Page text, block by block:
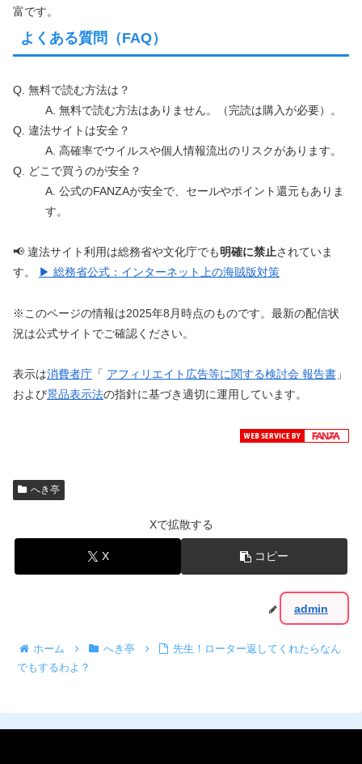
富です。
よくある質問（FAQ）
Q. 無料で読む方法は？
A. 無料で読む方法はありません。（完読は購入が必要）。
Q. 違法サイトは安全？
A. 高確率でウイルスや個人情報流出のリスクがあります。
Q. どこで買うのが安全？
A. 公式のFANZAが安全で、セールやポイント還元もありま
す。
📢 違法サイト利用は総務省や文化庁でも明確に禁止されていま
す。
▶ 総務省公式：インターネット上の海賊版対策
※このページの情報は2025年8月時点のものです。最新の配信状
況は公式サイトでご確認ください。
表示は消費者庁 「 アフィリエイト広告等に関する検討会 報告書 」
および景品表示法の指針に基づき適切に運用しています。
へき亭
Xで拡散する
X コピー
admin
ホーム へき亭
先生！ローター返してくれたらなん
でもするわよ？